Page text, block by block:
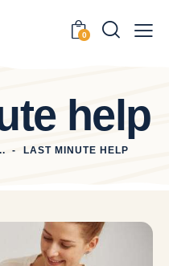
0
help
LAST MINUTE HELP